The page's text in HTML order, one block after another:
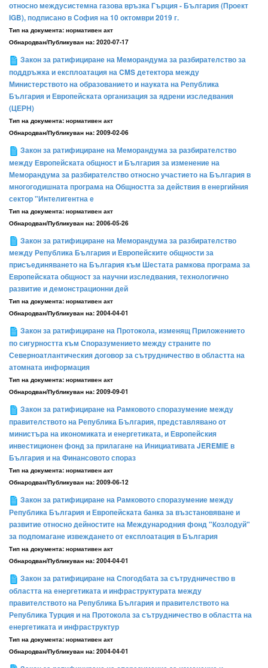
относно междусистемна газова връзка Гърция - България (Проект
IGB), подписано в София на 10 октомври 2019 г.
Тип на документа: нормативен акт
Обнародван/Публикуван на: 2020-07-17
Закон за ратифициране на Меморандума за разбирателство за
поддръжка и експлоатация на CMS детектора между
Министерството на образованието и науката на Република
България и Европейската организация за ядрени изследвания
(ЦЕРН)
Тип на документа: нормативен акт
Обнародван/Публикуван на: 2009-02-06
Закон за ратифициране на Меморандума за разбирателство
между Европейската общност и България за изменение на
Меморандума за разбирателство относно участието на България в
многогодишната програма на Общността за действия в енергийния
сектор "Интелигентна е
Тип на документа: нормативен акт
Обнародван/Публикуван на: 2006-05-26
Закон за ратифициране на Меморандума за разбирателство
между Република България и Европейските общности за
присъединяването на България към Шестата рамкова програма за
Европейската общност за научни изследвания, технологично
развитие и демонстрационни дей
Тип на документа: нормативен акт
Обнародван/Публикуван на: 2004-04-01
Закон за ратифициране на Протокола, изменящ Приложението
по сигурността към Споразумението между страните по
Северноатлантическия договор за сътрудничество в областта на
атомната информация
Тип на документа: нормативен акт
Обнародван/Публикуван на: 2009-09-01
Закон за ратифициране на Рамковото споразумение между
правителството на Република България, представлявано от
министъра на икономиката и енергетиката, и Европейския
инвестиционен фонд за прилагане на Инициативата JEREMIE в
България и на Финансовото спораз
Тип на документа: нормативен акт
Обнародван/Публикуван на: 2009-06-12
Закон за ратифициране на Рамковото споразумение между
Република България и Европейската банка за възстановяване и
развитие относно дейностите на Международния фонд "Козлодуй"
за подпомагане извеждането от експлоатация в България
Тип на документа: нормативен акт
Обнародван/Публикуван на: 2004-04-01
Закон за ратифициране на Спогодбата за сътрудничество в
областта на енергетиката и инфраструктурата между
правителството на Република България и правителството на
Република Турция и на Протокола за сътрудничество в областта на
енергетиката и инфраструктур
Тип на документа: нормативен акт
Обнародван/Публикуван на: 2004-04-01